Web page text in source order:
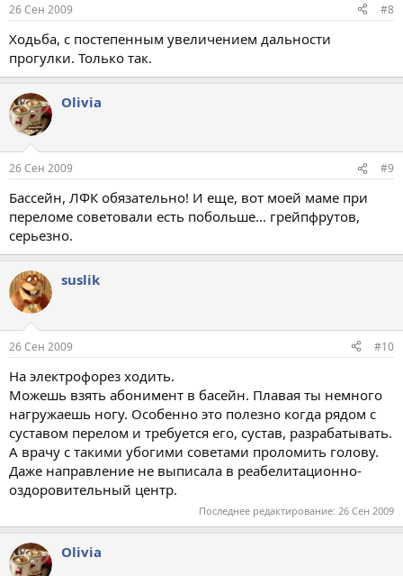
26 Сен 2009 #8
Ходьба, с постепенным увеличением дальности
прогулки. Только так.
Olivia
26 Сен 2009 #9
Бассейн, ЛФК обязательно! И еще, вот моей маме при
переломе советовали есть побольше... грейпфрутов,
серьезно.
suslik
26 Сен 2009 #10
На электрофорез ходить.
Можешь взять абонимент в басейн. Плавая ты немного
нагружаешь ногу. Особенно это полезно когда рядом с
суставом перелом и требуется его, сустав, разрабатывать.
А врачу с такими убогими советами проломить голову.
Даже направление не выписала в реабелитационно-
оздоровительный центр.
Последнее редактирование: 26 Сен 2009
Olivia